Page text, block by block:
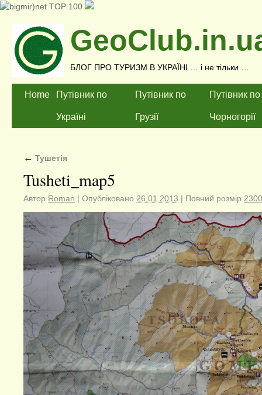
БЛОГ ПРО ТУРИЗМ В УКРАЇНІ … і не тільки …
Home Путівник по
Україні
Путівник по
Грузії
Путівник по
Чорногорії
← Тушетія
Tusheti_map5
Автор Roman | Опубліковано 26.01.2013 | Повний розмір